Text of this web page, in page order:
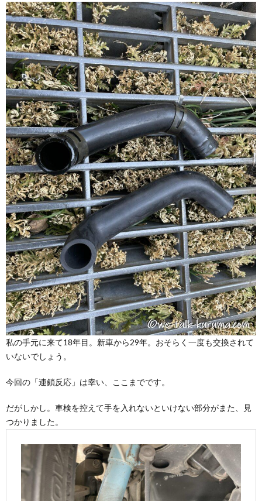
私の手元に来て18年目。新車から29年。おそらく一度も交換されて
いないでしょう。
今回の「連鎖反応」は幸い、ここまでです。
だがしかし。車検を控えて手を入れないといけない部分がまた、見
つかりました。